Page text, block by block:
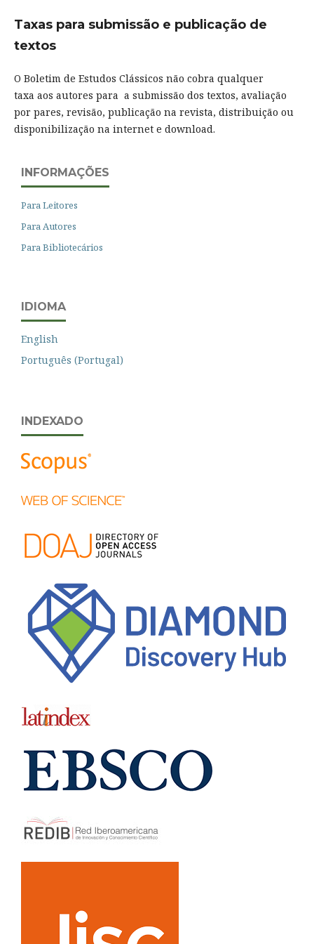
Taxas para submissão e publicação de
textos
O Boletim de Estudos Clássicos não cobra qualquer
taxa aos autores para a submissão dos textos, avaliação
por pares, revisão, publicação na revista, distribuição ou
disponibilização na internet e download.
INFORMAÇÕES
Para Leitores
Para Autores
Para Bibliotecários
IDIOMA
English
Português (Portugal)
INDEXADO